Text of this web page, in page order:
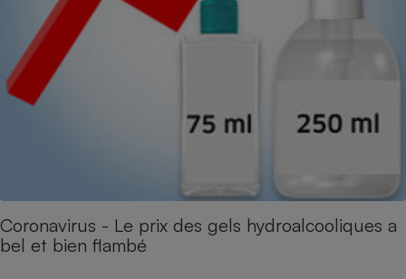
Coronavirus - Le prix des gels hydroalcooliques a
bel et bien flambé